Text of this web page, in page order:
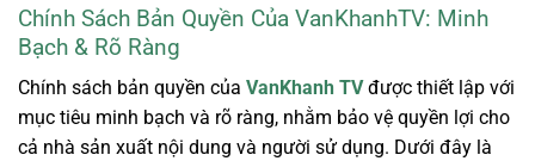
Chính Sách Bản Quyền Của VanKhanhTV: Minh
Bạch & Rõ Ràng
Chính sách bản quyền của VanKhanh TVđược thiết lập với
mục tiêu minh bạch và rõ ràng, nhằm bảo vệ quyền lợi cho
cả nhà sản xuất nội dung và người sử dụng. Dưới đây là